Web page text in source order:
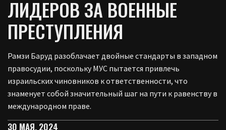
ЛИДЕРОВ ЗА ВОЕННЫЕ
ПРЕСТУПЛЕНИЯ
Рамзи Баруд разоблачает двойные стандарты в западном
правосудии, поскольку МУС пытается привлечь
израильских чиновников к ответственности, что
знаменует собой значительный шаг на пути к равенству в
международном праве.
30 МАЯ, 2024